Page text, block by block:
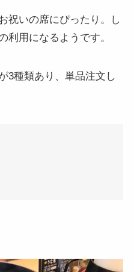
祝いの席にぴったり。し
利用になるようです。
3種類あり、単品注文し